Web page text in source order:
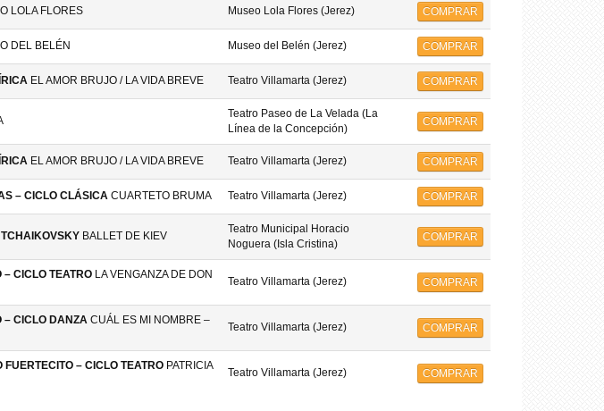
LOLA FLORES Museo Lola Flores (Jerez) COMPRAR
DEL BELÉN Museo del Belén (Jerez) COMPRAR
EL AMOR BRUJO / LA VIDA BREVE Teatro Villamarta (Jerez) COMPRAR
Teatro Paseo de La Velada (La
Línea de la Concepción)
COMPRAR
EL AMOR BRUJO / LA VIDA BREVE Teatro Villamarta (Jerez) COMPRAR
– CICLO CLÁSICA CUARTETO BRUMA Teatro Villamarta (Jerez) COMPRAR
BALLET DE KIEV
Teatro Municipal Horacio
Noguera (Isla Cristina)
COMPRAR
CICLO TEATRO LA VENGANZA DE DON
Teatro Villamarta (Jerez) COMPRAR
– CICLO DANZA CUÁL ES MI NOMBRE –
Teatro Villamarta (Jerez) COMPRAR
– CICLO TEATRO PATRICIA
Teatro Villamarta (Jerez) COMPRAR